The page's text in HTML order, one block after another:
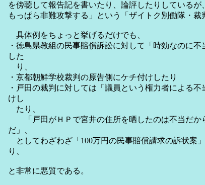
を傍聴して報告記を書いたり、論評したりしている
もっぱら非難攻撃する」という「ザイトク別働隊・裁
具体例をちょっと挙げるだけでも、
・徳島県教組の民事賠償訴訟に対して「時効なのに
した
り、
・京都朝鮮学校裁判の原告側にケチ付けしたり
・戸田の裁判に対しては「議員という権力者による
けし
たり、
「戸田がＨＰで宮井の住所を晒したのは不当だか
だ」、
としてわざわざ「100万円の民事賠償請求の訴状案
り、
と非常に悪質である。